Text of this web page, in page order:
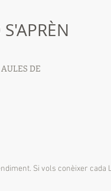
DE
Si vols conèixer